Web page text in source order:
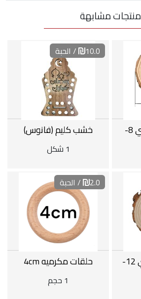
منتجات مشابهة
كوستر خشب دائري 8-
10.0 / الحبة
خشب كليم (فانوس)
1 شكل
كوستر خشب دائري 12-
2.0 / الحبة
حلقات مكرميه 4cm
1 حجم